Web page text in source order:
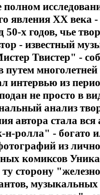
полном
явления XX века
50-х годов, чье
- известный
Твистер" -
путем
интервью из
не просто в
анализ
автора стала
н-ролла" - богато
из
комиксов
сторону
музыкальных